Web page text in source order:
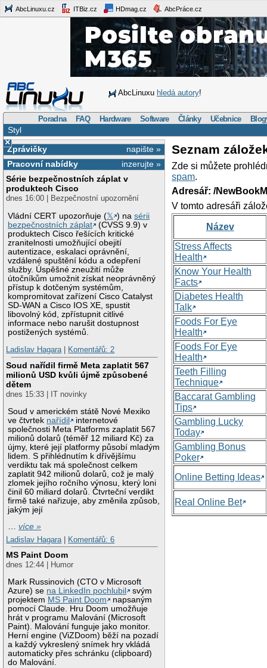
AbcLinuxu.cz ITBiz.cz HDmag.cz AbcPráce.cz
AbcLinuxu hledá autory!
Poradna FAQ Hardware Software Články Učebnice
Styl
×
napište »
Zprávičky
inzerujte »
Pracovní nabídky
Série bezpečnostních záplat v
produktech Cisco
dnes 16:00 | Bezpečnostní upozornění
Vládní CERT upozorňuje (𝕏 ) nasérii
bezpečnostních záplat
(CVSS 9.9) v
produktech Cisco řešících kritické
zranitelnosti umožňující obejití
autentizace, eskalaci oprávnění,
vzdálené spuštění kódu a odepření
služby. Úspěšné zneužití může
útočníkům umožnit získat neoprávněný
přístup k dotčeným systémům,
kompromitovat zařízení Cisco Catalyst
SD-WAN a Cisco IOS XE, spustit
libovolný kód, zpřístupnit citlivé
informace nebo narušit dostupnost
postižených systémů.
Ladislav Hagara| Komentářů: 2
Soud nařídil firmě Meta zaplatit 567
milionů USD kvůli újmě způsobené
dětem
dnes 15:33 | IT novinky
Soud v americkém státě Nové Mexiko
ve čtvrtek nařídil
internetové
společnosti Meta Platforms zaplatit 567
milionů dolarů (téměř 12 miliard Kč) za
újmy, které její platformy působí mladým
lidem. S přihlédnutím k dřívějšímu
verdiktu tak má společnost celkem
zaplatit 942 milionů dolarů, což je malý
zlomek jejího ročního výnosu, který loni
činil 60 miliard dolarů. Čtvrteční verdikt
firmě také nařizuje, aby změnila způsob,
jakým její
…více »
Ladislav Hagara
Komentářů: 6
MS Paint Doom
dnes 12:44 | Humor
Mark Russinovich (CTO v Microsoft
Azure) se na LinkedIn pochlubil
svým
projektem MS Paint Doom
napsaným
pomocí Claude. Hru Doom umožňuje
hrát v programu Malování (Microsoft
Paint). Malování funguje jako monitor.
Herní engine (ViZDoom) běží na pozadí
a každý vykreslený snímek hry vkládá
automaticky přes schránku (clipboard)
do Malování.
Seznam
Zde si můžete
spam.
Adresář: /
V tomto adresáři
Název
Stress Affects
Health
Know Your Health
Facts
Diabetes Health
Talk
Foods For Eye
Health
Foods For Eye
Health
Teeth Filling
Technique
Baccarat Gambling
Tips
Gambling Lucky
Today
Gambling Bonus
Poker
Online Betting Ideas
Real Online Bet